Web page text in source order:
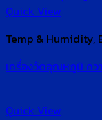
Quick View
Temp & Humidity,
เครื่องวัดอุณหภูมิ คว
Quick View